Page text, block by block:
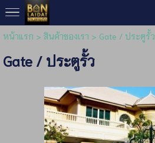
หน้าแรก > สินค้าของเรา > Gate / ประตูรั้ว
Gate / ประตูรั้ว